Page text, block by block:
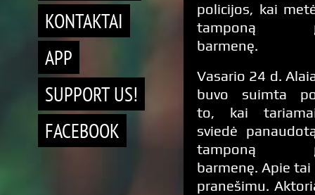
KONTAKTAI
APP
SUPPORT US!
FACEBOOK
policijos, kai
tamponą
barmenę.
Vasario 24 d.
buvo suimta
to, kai
sviedė
tamponą
barmenę. Apie tai
pranešimu.